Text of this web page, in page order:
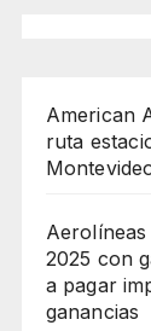
American
ruta
2025 con
a pagar
ganancias